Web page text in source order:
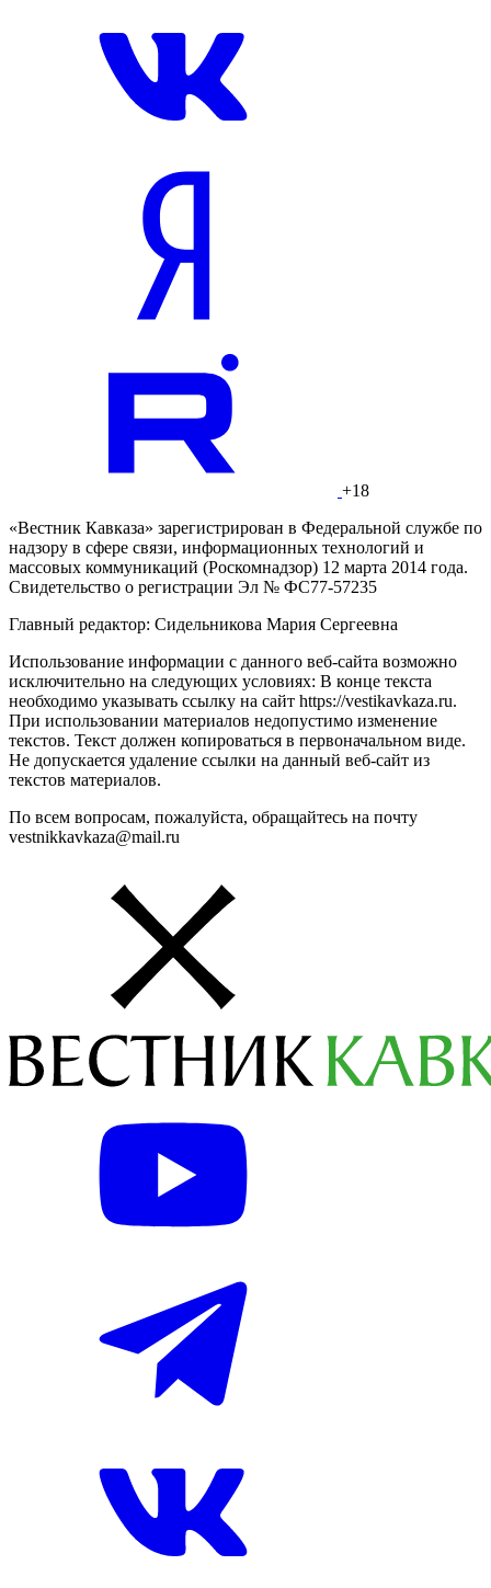
+18
«Вестник Кавказа» зарегистрирован в Федеральной службе по
надзору в сфере связи, информационных технологий и
массовых коммуникаций (Роскомнадзор) 12 марта 2014 года.
Свидетельство о регистрации Эл № ФС77-57235
Главный редактор: Сидельникова Мария Сергеевна
Использование информации с данного веб-сайта возможно
исключительно на следующих условиях: В конце текста
необходимо указывать ссылку на сайт https://vestikavkaza.ru.
При использовании материалов недопустимо изменение
текстов. Текст должен копироваться в первоначальном виде.
Не допускается удаление ссылки на данный веб-сайт из
текстов материалов.
По всем вопросам, пожалуйста, обращайтесь на почту
vestnikkavkaza@mail.ru